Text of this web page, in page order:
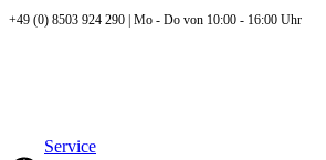
+49 (0) 8503 924 290 | Mo - Do von 10:00 - 16:00 Uhr
Service